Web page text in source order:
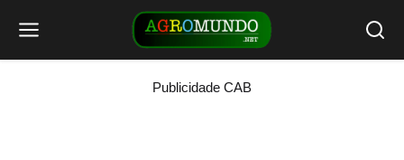
Publicidade CAB